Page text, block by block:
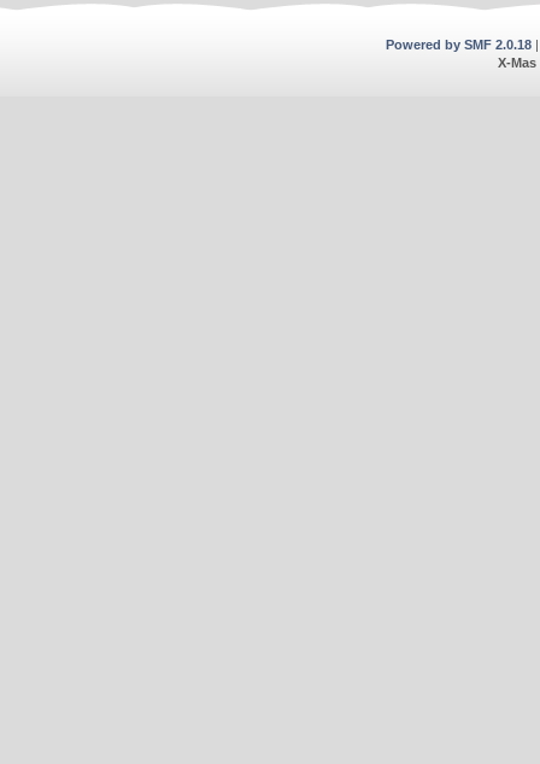
Powered by SMF 2.0.18
X-Mas